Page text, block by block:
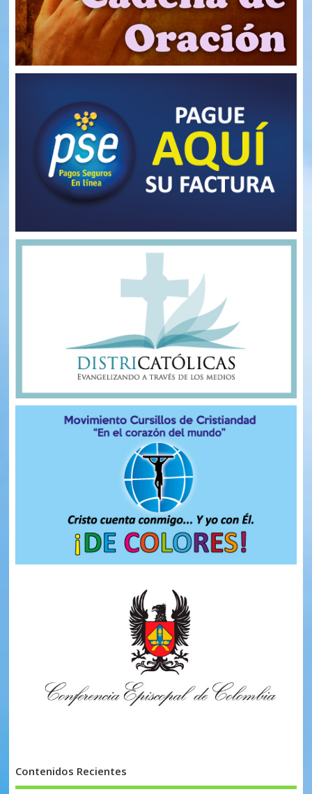
Contenidos Recientes